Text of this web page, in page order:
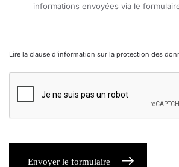
informations envoyées via le
Lire la clause d'information sur la protection des
Envoyer le formulaire